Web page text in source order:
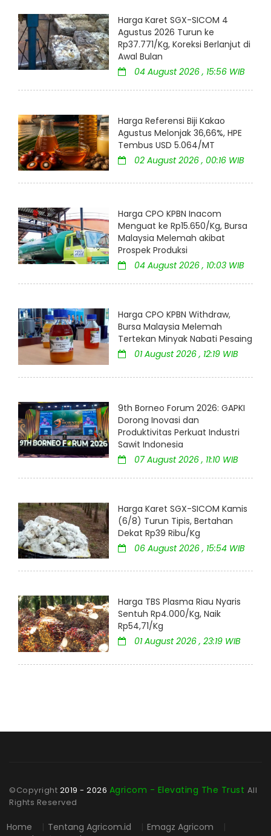
Harga Karet SGX-SICOM 4
Agustus 2026 Turun ke
Rp37.771/Kg, Koreksi Berlanjut di
Awal Bulan
04 August 2026 , 15:56 WIB
Harga Referensi Biji Kakao
Agustus Melonjak 36,66%, HPE
Tembus USD 5.064/MT
02 August 2026 , 00:16 WIB
Harga CPO KPBN Inacom
Menguat ke Rp15.650/Kg, Bursa
Malaysia Melemah akibat
Prospek Produksi
04 August 2026 , 10:03 WIB
Harga CPO KPBN Withdraw,
Bursa Malaysia Melemah
Tertekan Minyak Nabati Pesaing
01 August 2026 , 12:19 WIB
9th Borneo Forum 2026: GAPKI
Dorong Inovasi dan
Produktivitas Perkuat Industri
Sawit Indonesia
07 August 2026 , 11:10 WIB
Harga Karet SGX-SICOM Kamis
(6/8) Turun Tipis, Bertahan
Dekat Rp39 Ribu/Kg
06 August 2026 , 15:54 WIB
Harga TBS Plasma Riau Nyaris
Sentuh Rp4.000/Kg, Naik
Rp54,71/Kg
01 August 2026 , 23:19 WIB
©Copyright 2019 - 2026 Agricom - Elevating The Trust All
Rights Reserved
Home | Tentang Agricom.id | Emagz Agricom |